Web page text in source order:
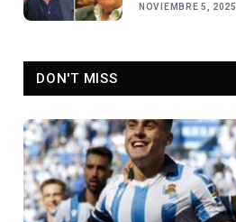
NOVIEMBRE 5, 2025
DON'T MISS